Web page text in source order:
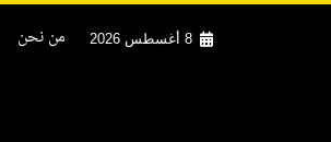
8 أغسطس 2026 من نحن